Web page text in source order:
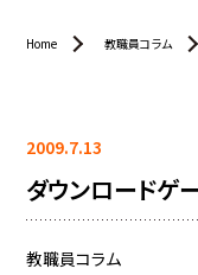
Home 教職員コラム
2009.7.13
ダウンロードゲ
教職員コラム